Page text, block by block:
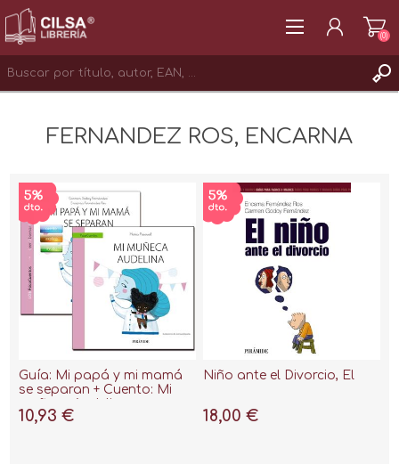
INICIAR SESIÓN
(0)
FERNANDEZ ROS, ENCARNA
Guía: Mi papá y mi mamá
se separan + Cuento: Mi
10,93 €
Niño ante el Divorcio, El
18,00 €